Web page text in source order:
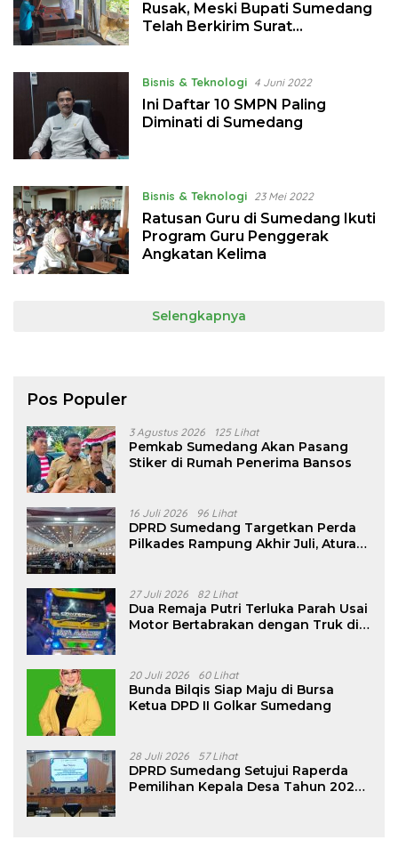
Rusak, Meski Bupati Sumedang
Telah Berkirim Surat
Bisnis & Teknologi 4 Juni 2022
Ini Daftar 10 SMPN Paling
Diminati di Sumedang
Bisnis & Teknologi 23 Mei 2022
Ratusan Guru di Sumedang Ikuti
Program Guru Penggerak
Angkatan Kelima
Selengkapnya
Pos Populer
3 Agustus 2026 125 Lihat
Pemkab Sumedang Akan Pasang
Stiker di Rumah Penerima Bansos
16 Juli 2026 96 Lihat
DPRD Sumedang Targetkan Perda
Pilkades Rampung Akhir Juli, Aturan
27 Juli 2026 82 Lihat
Dua Remaja Putri Terluka Parah Usai
Motor Bertabrakan dengan Truk di
20 Juli 2026 60 Lihat
Bunda Bilqis Siap Maju di Bursa
Ketua DPD II Golkar Sumedang
28 Juli 2026 57 Lihat
DPRD Sumedang Setujui Raperda
Pemilihan Kepala Desa Tahun 2026